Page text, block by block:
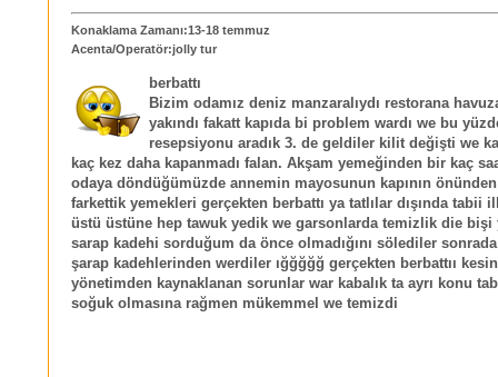
Konaklama Zamanı:13-18 temmuz
Acenta/Operatör:jolly tur
berbattı
Bizim odamız deniz manzaralıydı restorana
yakındı fakatt kapıda bi problem wardı we bu
resepsiyonu aradık 3. de geldiler kilit değişti we
kaç kez daha kapanmadı falan. Akşam yemeğinden bir kaç
odaya döndüğümüzde annemin mayosunun kapının önünden
farkettik yemekleri gerçekten berbattı ya tatlılar dışında tabii
üstü üstüne hep tawuk yedik we garsonlarda temizlik die bişi
sarap kadehi sorduğum da önce olmadığını sölediler
şarap kadehlerinden werdiler ığğğğğ gerçekten berbattıı
yönetimden kaynaklanan sorunlar war kabalık ta ayrı konu
soğuk olmasına rağmen mükemmel we temizdi